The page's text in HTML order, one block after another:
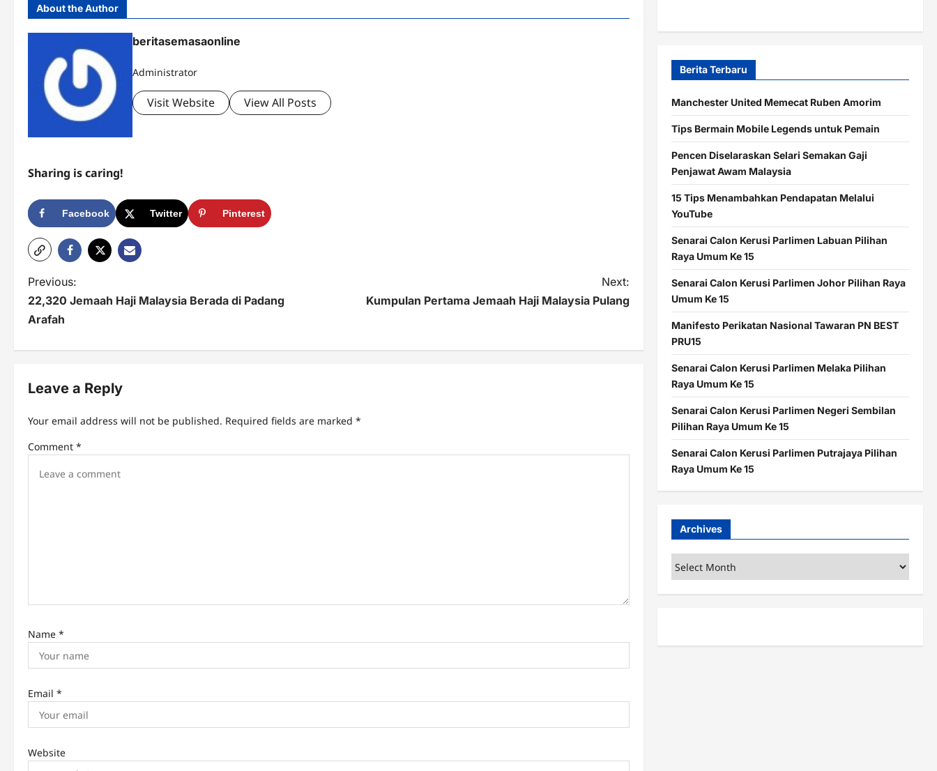
About the Author
beritasemasaonline
Administrator
Visit Website View All Posts
Sharing is caring!
Facebook Twitter Pinterest
P
o
n
i
n
Previous:
22,320 Jemaah Haji Malaysia Berada di Padang
Arafah
Next:
Kumpulan Pertama Jemaah Haji Malaysia Pulang
Leave a Reply
Your email address will not be published. Required fields are marked *
Comment *
Name *
Email *
Website
Berita Terbaru
Manchester United Memecat Ruben Amorim
Tips Bermain Mobile Legends untuk Pemain
Pencen Diselaraskan Selari Semakan Gaji
Penjawat Awam Malaysia
15 Tips Menambahkan Pendapatan Melalui
YouTube
Senarai Calon Kerusi Parlimen Labuan Pilihan
Raya Umum Ke 15
Senarai Calon Kerusi Parlimen Johor Pilihan Raya
Umum Ke 15
Manifesto Perikatan Nasional Tawaran PN BEST
PRU15
Senarai Calon Kerusi Parlimen Melaka Pilihan
Raya Umum Ke 15
Senarai Calon Kerusi Parlimen Negeri Sembilan
Pilihan Raya Umum Ke 15
Senarai Calon Kerusi Parlimen Putrajaya Pilihan
Raya Umum Ke 15
Archives
Archives